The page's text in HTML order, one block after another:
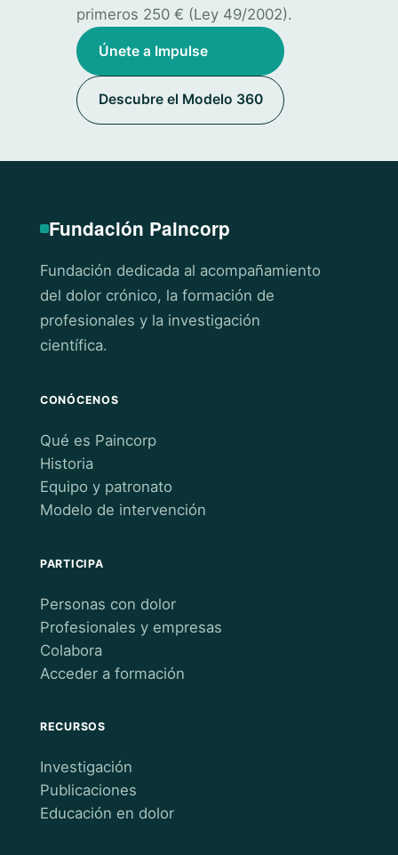
primeros 250 € (Ley 49/2002).
Únete a Impulse
Descubre el Modelo 360
Fundación Paincorp
Fundación dedicada al acompañamiento
del dolor crónico, la formación de
profesionales y la investigación
científica.
CONÓCENOS
Qué es Paincorp
Historia
Equipo y patronato
Modelo de intervención
PARTICIPA
Personas con dolor
Profesionales y empresas
Colabora
Acceder a formación
RECURSOS
Investigación
Publicaciones
Educación en dolor